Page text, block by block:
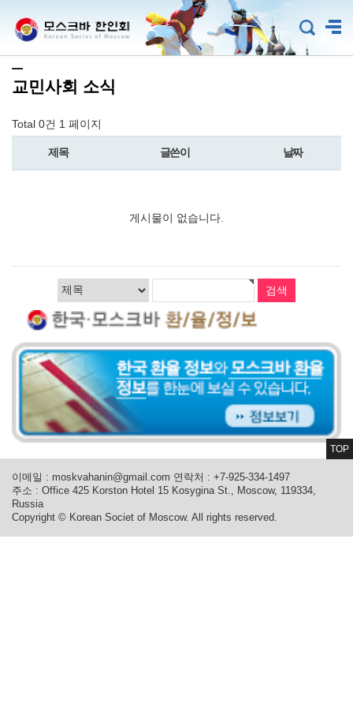
교민사회 소식
Total 0건 1 페이지
제목 글쓴이 날짜
게시물이 없습니다.
이메일 : moskvahanin@gmail.com 연락처 : +7-925-334-1497
주소 : Office 425 Korston Hotel 15 Kosygina St., Moscow, 119334,
Russia
Copyright © Korean Societ of Moscow. All rights reserved.
TOP